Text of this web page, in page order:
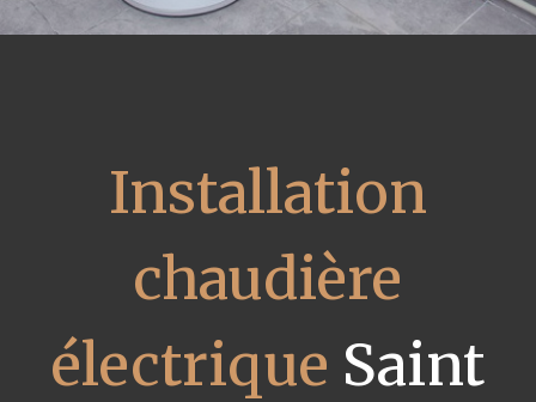
Installation
chaudière
électrique Saint